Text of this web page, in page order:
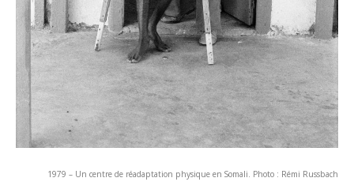
1979 – Un centre de réadaptation physique en Somali. Photo : Rémi Russbach